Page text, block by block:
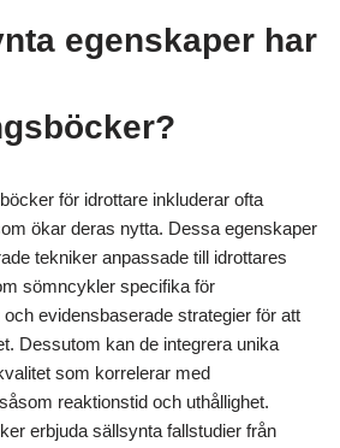
egenskaper har
för idrottare inkluderar ofta
ökar deras nytta. Dessa egenskaper
tekniker anpassade till idrottares
sömncykler specifika för
evidensbaserade strategier för att
Dessutom kan de integrera unika
som korrelerar med
reaktionstid och uthållighet.
erbjuda sällsynta fallstudier från